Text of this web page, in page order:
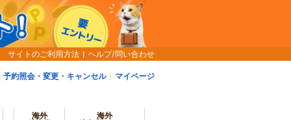
サイトのご利用方法 ヘルプ/問い合わせ
予約照会・変更・キャンセル マイページ
海外
海外